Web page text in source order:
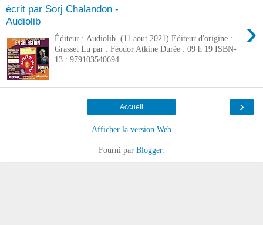
écrit par Sorj Chalandon -
Audiolib
›
Éditeur : Audiolib (11 aout 2021) Editeur d'origine :
Grasset Lu par : Féodor Atkine Durée : 09 h 19 ISBN-
13 : 979103540694...
›
Accueil
Afficher la version Web
Fourni par Blogger.